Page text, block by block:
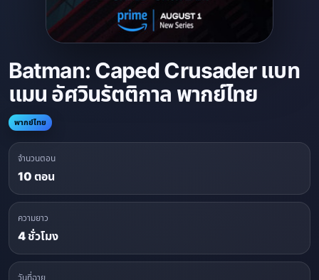
Batman: Caped Crusader แบท
แมน อัศวินรัตติกาล พากย์ไทย
พากย์ไทย
จำนวนตอน
10 ตอน
ความยาว
4 ชั่วโมง
วันที่ฉาย